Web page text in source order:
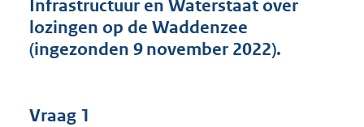
o
t
t
Infrastructuur en Waterstaat over
lozingen op de Waddenzee
(ingezonden 9 november 2022).
Vraag 1